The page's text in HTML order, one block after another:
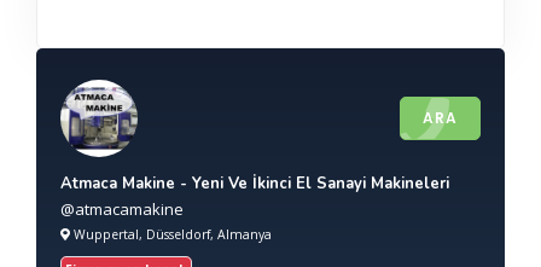
ARA
Atmaca Makine - Yeni Ve İkinci El Sanayi Makineleri
@atmacamakine
Wuppertal, Düsseldorf, Almanya